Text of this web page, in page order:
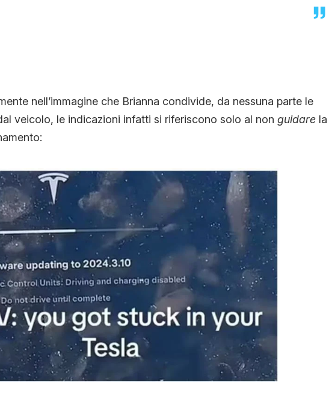
nell’immagine che Brianna condivide, da nessuna parte le
veicolo, le indicazioni infatti si riferiscono solo al non guidarela